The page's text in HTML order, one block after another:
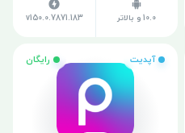
10.0 و بالاتر v150.0.7871.183
آپدیت رایگان